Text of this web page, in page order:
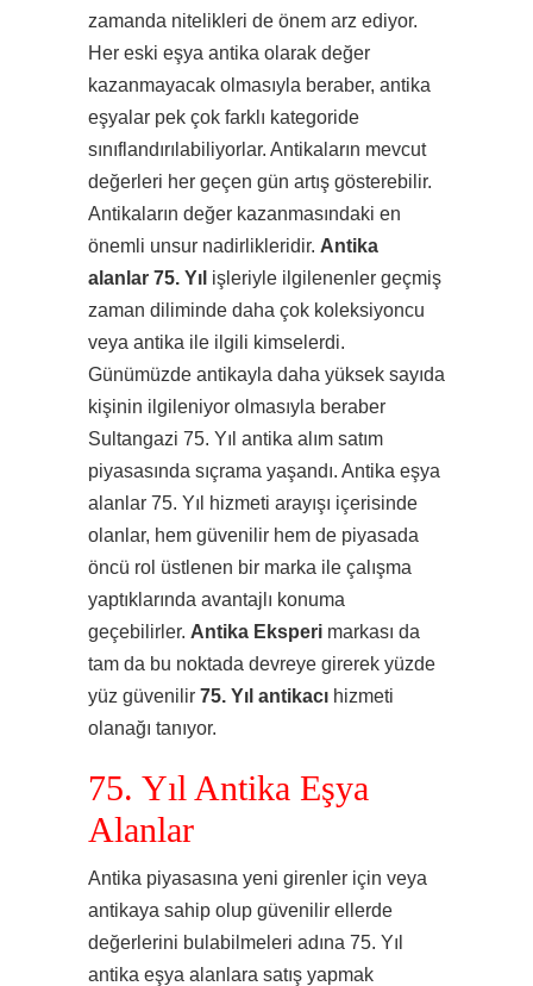
zamanda nitelikleri de önem arz ediyor.
Her eski eşya antika olarak değer
kazanmayacak olmasıyla beraber, antika
eşyalar pek çok farklı kategoride
sınıflandırılabiliyorlar. Antikaların mevcut
değerleri her geçen gün artış gösterebilir.
Antikaların değer kazanmasındaki en
önemli unsur nadirlikleridir. Antika
alanlar 75. Yıl işleriyle ilgilenenler geçmiş
zaman diliminde daha çok koleksiyoncu
veya antika ile ilgili kimselerdi.
Günümüzde antikayla daha yüksek sayıda
kişinin ilgileniyor olmasıyla beraber
Sultangazi 75. Yıl antika alım satım
piyasasında sıçrama yaşandı. Antika eşya
alanlar 75. Yıl hizmeti arayışı içerisinde
olanlar, hem güvenilir hem de piyasada
öncü rol üstlenen bir marka ile çalışma
yaptıklarında avantajlı konuma
geçebilirler. Antika Eksperi markası da
tam da bu noktada devreye girerek yüzde
yüz güvenilir 75. Yıl antikacı hizmeti
olanağı tanıyor.
75. Yıl Antika Eşya
Alanlar
Antika piyasasına yeni girenler için veya
antikaya sahip olup güvenilir ellerde
değerlerini bulabilmeleri adına 75. Yıl
antika eşya alanlara satış yapmak